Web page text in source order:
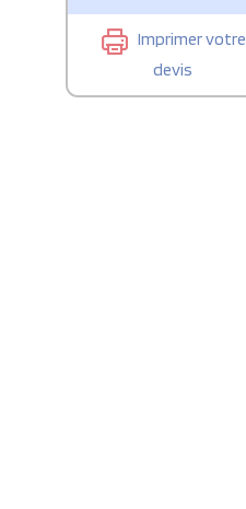
Imprimer votre
devis